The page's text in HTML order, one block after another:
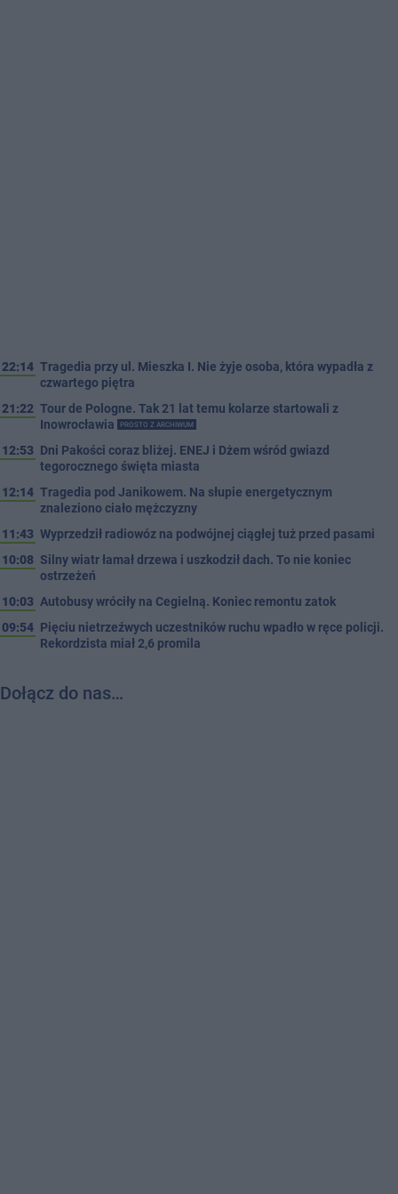
22:14 Tragedia przy ul. Mieszka I. Nie żyje osoba, która wypadła z
czwartego piętra
21:22 Tour de Pologne. Tak 21 lat temu kolarze startowali z
Inowrocławia
PROSTO Z ARCHIWUM
12:53 Dni Pakości coraz bliżej. ENEJ i Dżem wśród gwiazd
tegorocznego święta miasta
12:14 Tragedia pod Janikowem. Na słupie energetycznym
znaleziono ciało mężczyzny
11:43 Wyprzedził radiowóz na podwójnej ciągłej tuż przed pasami
10:08 Silny wiatr łamał drzewa i uszkodził dach. To nie koniec
ostrzeżeń
10:03 Autobusy wróciły na Cegielną. Koniec remontu zatok
09:54 Pięciu nietrzeźwych uczestników ruchu wpadło w ręce policji.
Rekordzista miał 2,6 promila
Dołącz do nas…